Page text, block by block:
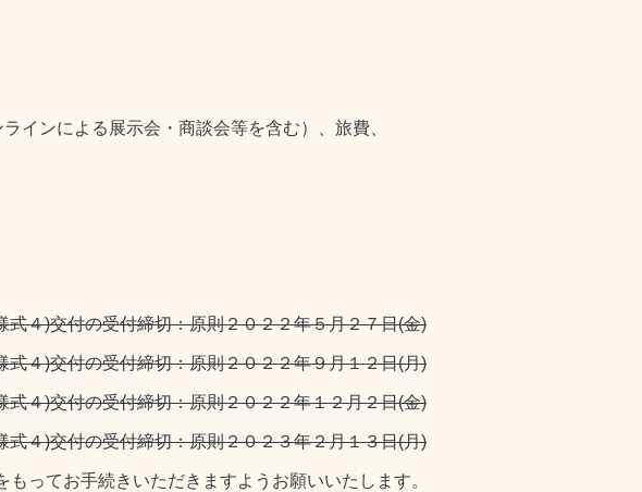
インによる展示会・商談会等を含む）、旅費、
)交付の受付締切：原則２０２２年５月２７日(金)
４)交付の受付締切：原則２０２２年９月１２日(月)
４)交付の受付締切：原則２０２２年１２月２日(金)
４)交付の受付締切：原則２０２３年２月１３日(月)
ってお手続きいただきますようお願いいたします。